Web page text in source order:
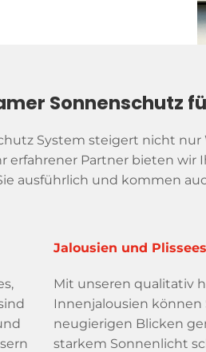
Sonnenschutz
System steigert nicht
erfahrener Partner bieten
ausführlich und kommen
Jalousien und Plissees
Mit unseren qualitativ
Innenjalousien können
neugierigen Blicken
starkem Sonnenlicht